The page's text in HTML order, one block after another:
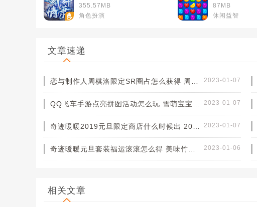
355.57MB
角色扮演
87MB
休闲益智
文章速递
2023-01-07
2023-01-07
2023-01-07
2023-01-06
相关文章